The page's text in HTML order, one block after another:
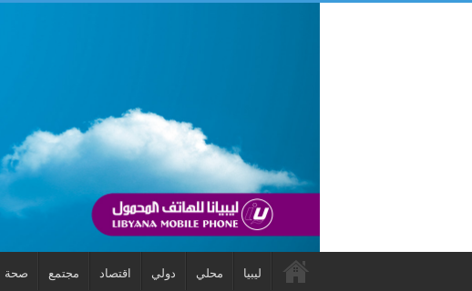
ليبيا محلي دولي اقتصاد مجتمع صحة